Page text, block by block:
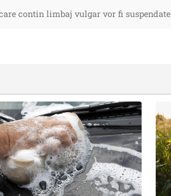
contin limbaj vulgar vor fi suspendate